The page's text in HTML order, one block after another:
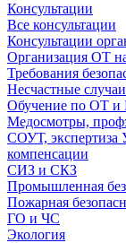
Консультации
Все консультации
Консультации
Организация ОТ
Требования
Несчастные
Обучение по ОТ и
Медосмотры,
СОУТ, экспертиза
компенсации
СИЗ и СКЗ
Промышленная
Пожарная
ГО и ЧС
Экология